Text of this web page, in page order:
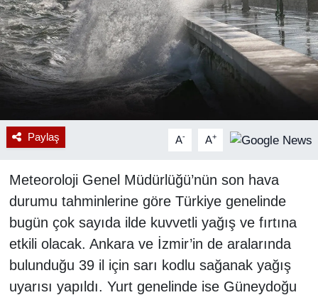
Paylaş A- A+
Meteoroloji Genel Müdürlüğü’nün son hava
durumu tahminlerine göre Türkiye genelinde
bugün çok sayıda ilde kuvvetli yağış ve fırtına
etkili olacak. Ankara ve İzmir’in de aralarında
bulunduğu 39 il için sarı kodlu sağanak yağış
uyarısı yapıldı. Yurt genelinde ise Güneydoğu